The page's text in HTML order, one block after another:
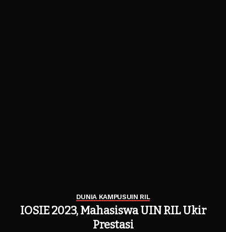
DUNIA KAMPUSUIN RIL
IOSIE 2023, Mahasiswa UIN RIL Ukir
Prestasi